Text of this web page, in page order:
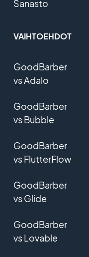
Sanasto
VAIHTOEHDOT
GoodBarber
vs Adalo
GoodBarber
vs Bubble
GoodBarber
vs FlutterFlow
GoodBarber
vs Glide
GoodBarber
vs Lovable